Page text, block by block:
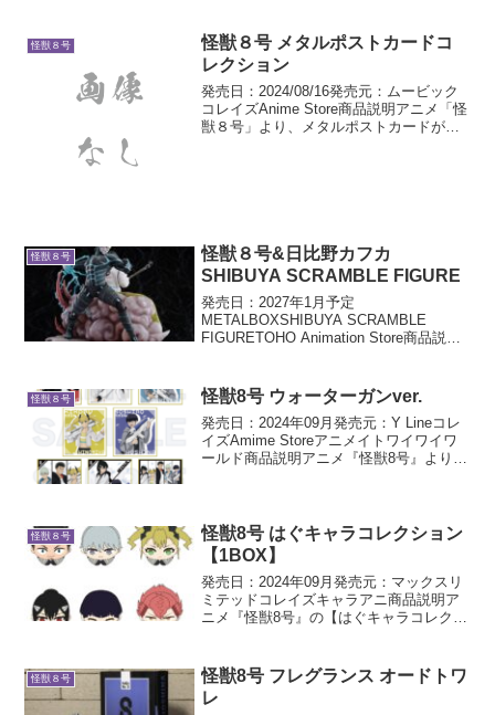
怪獣８号
怪獣８号 メタルポストカードコ
レクション
発売日：2024/08/16発売元：ムービック
コレイズAnime Store商品説明アニメ「怪
獣８号」より、メタルポストカードが登
怪獣８号
怪獣８号&日比野カフカ
SHIBUYA SCRAMBLE FIGURE
発売日：2027年1月予定
METALBOXSHIBUYA SCRAMBLE
FIGURETOHO Animation Store商品説明
登場！作中に登場する2体を...
怪獣８号 怪獣8号 ウォーターガンver.
発売日：2024年09月発売元：Y Lineコレ
イズAmime Storeアニメイトワイワイワ
ールド商品説明アニメ『怪獣8号』より、
怪獣８号
怪獣8号 はぐキャラコレクション
【1BOX】
発売日：2024年09月発売元：マックスリ
ミテッドコレイズキャラアニ商品説明ア
ニメ『怪獣8号』の【はぐキャラコレクシ
いぐるみ！種類は全部で6種類！お気に入
りのキャラクタ...
怪獣８号
怪獣8号 フレグランス オードトワ
レ